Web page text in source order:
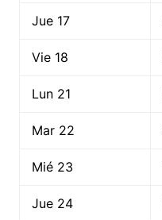
Jue 17
Vie 18
Lun 21
Mar 22
Mié 23
Jue 24